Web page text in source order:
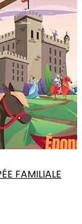
FAMILIALE